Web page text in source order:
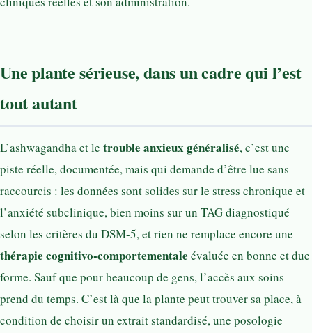
Une plante sérieuse, dans un cadre qui l’est
tout autant
L’ashwagandha et le trouble anxieux généralisé, c’est une
piste réelle, documentée, mais qui demande d’être lue sans
raccourcis : les données sont solides sur le stress chronique et
l’anxiété subclinique, bien moins sur un TAG diagnostiqué
selon les critères du DSM-5, et rien ne remplace encore une
thérapie cognitivo-comportementale évaluée en bonne et due
forme. Sauf que pour beaucoup de gens, l’accès aux soins
prend du temps. C’est là que la plante peut trouver sa place, à
condition de choisir un extrait standardisé, une posologie